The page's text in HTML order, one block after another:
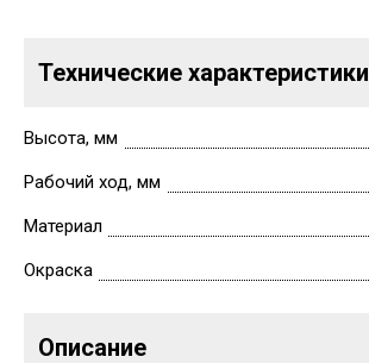
Технические характеристики
Высота, мм
Рабочий ход, мм
Материал
Окраска
Описание